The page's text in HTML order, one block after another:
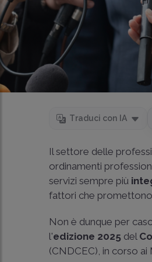
Traduci con IA
Il settore delle
ordinamenti
servizi sempre più
fattori che
Non è dunque per
l'edizione 2025 del
(CNDCEC), in corso